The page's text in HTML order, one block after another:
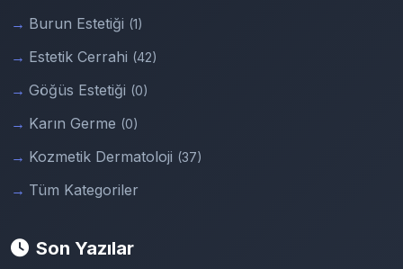
Burun Estetiği (1)
Estetik Cerrahi (42)
Göğüs Estetiği (0)
Karın Germe (0)
Kozmetik Dermatoloji (37)
Tüm Kategoriler
Son Yazılar